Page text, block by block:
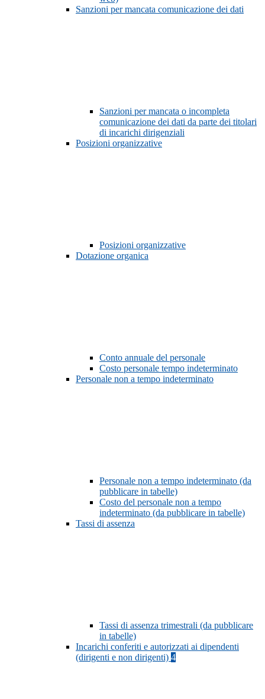
Sanzioni per mancata comunicazione dei dati
Sanzioni per mancata o incompleta
comunicazione dei dati da parte dei titolari
di incarichi dirigenziali
Posizioni organizzative
Posizioni organizzative
Dotazione organica
Conto annuale del personale
Costo personale tempo indeterminato
Personale non a tempo indeterminato
Personale non a tempo indeterminato (da
pubblicare in tabelle)
Costo del personale non a tempo
indeterminato (da pubblicare in tabelle)
Tassi di assenza
Tassi di assenza trimestrali (da pubblicare
in tabelle)
Incarichi conferiti e autorizzati ai dipendenti
(dirigenti e non dirigenti) 4